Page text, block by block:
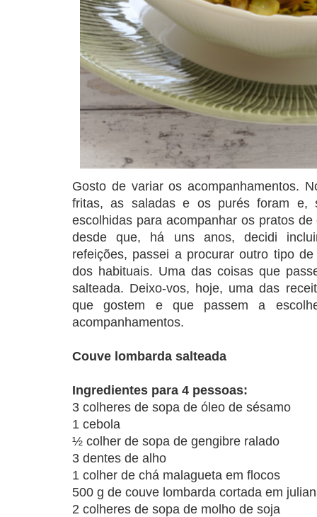
Gosto de variar os acompanhamentos.
fritas, as saladas e os purés foram e,
escolhidas para acompanhar os pratos
desde que, há uns anos, decidi
refeições, passei a procurar outro tipo
dos habituais. Uma das coisas que
salteada. Deixo-vos, hoje, uma das
que gostem e que passem a
acompanhamentos.
Couve lombarda salteada
Ingredientes para 4 pessoas:
3 colheres de sopa de óleo de sésamo
1 cebola
½ colher de sopa de gengibre ralado
3 dentes de alho
1 colher de chá malagueta em flocos
500 g de couve lombarda cortada em
2 colheres de sopa de molho de soja